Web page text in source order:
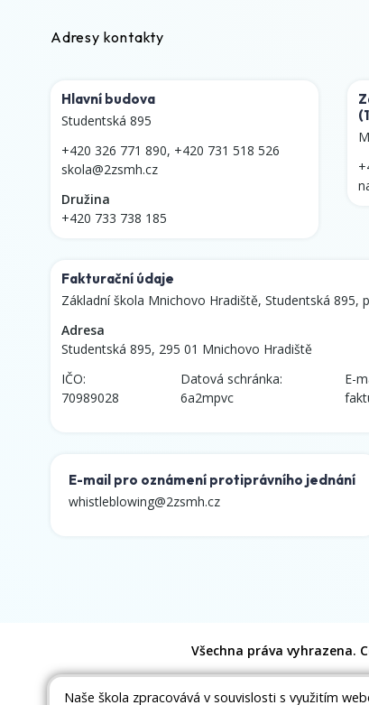
Adresy kontakty
Hlavní budova
Studentská 895
+420 326 771 890, +420 731 518 526
skola@2zsmh.cz
Družina
+420 733 738 185
Fakturační údaje
Základní škola Mnichovo Hradiště, Studentská 895,
Adresa
Studentská 895, 295 01 Mnichovo Hradiště
IČO:
70989028
Datová schránka:
6a2mpvc
E-
E-mail pro oznámení protiprávního jednání
whistleblowing@2zsmh.cz
Všechna práva vyhrazena.
Naše škola zpracovává v souvislosti s využitím